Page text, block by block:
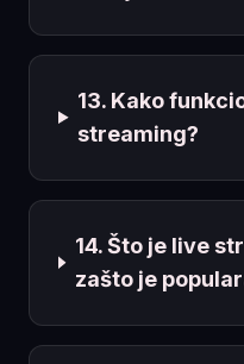
13. Kako
streaming?
14. Što je live
zašto je